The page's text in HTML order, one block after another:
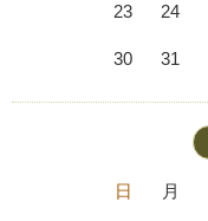
23 24
30 31
日 月